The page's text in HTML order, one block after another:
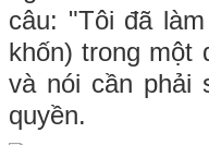
câu: "Tôi đã
khốn) trong một
và nói cần phải
quyền.